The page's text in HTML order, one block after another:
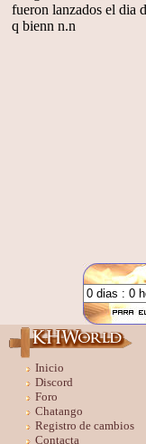
Inicio
Discord
Foro
Chatango
Registro de cambios
Contacta